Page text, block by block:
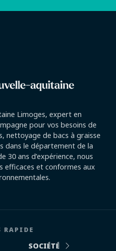
Limoges, expert en
pour vos besoins de
nettoyage de bacs à graisse
dans le département de la
30 ans d’expérience, nous
efficaces et conformes aux
RAPIDE
SOCIÉTÉ